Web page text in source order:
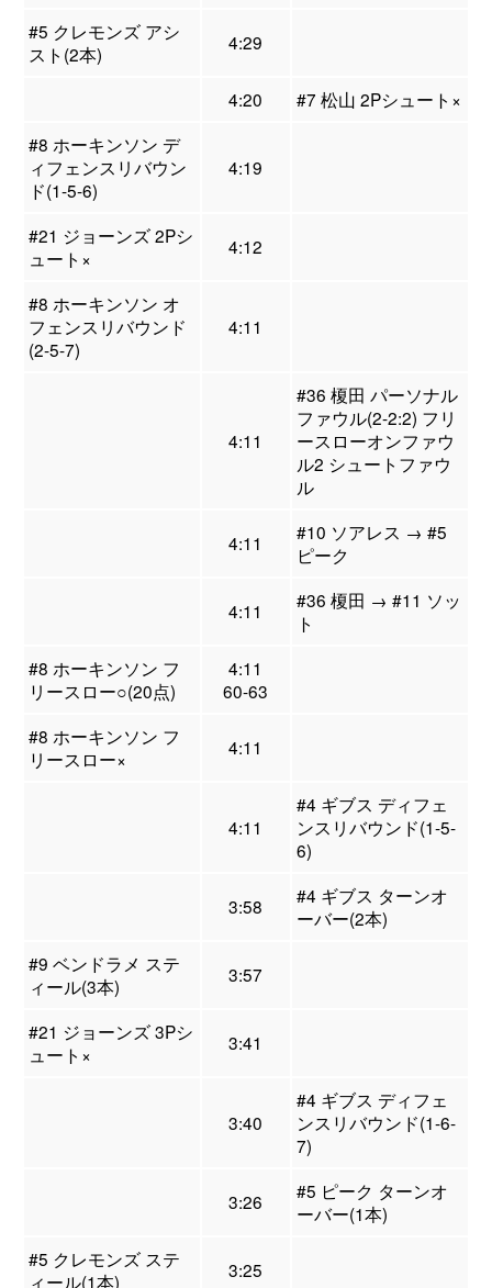
#5 クレモンズ アシ
スト(2本)
4:29
4:20
#7 松山 2Pシュート×
#8 ホーキンソン デ
ィフェンスリバウン
ド(1-5-6)
4:19
#21 ジョーンズ 2Pシ
ュート×
4:12
#8 ホーキンソン オ
フェンスリバウンド
(2-5-7)
4:11
4:11
#36 榎田 パーソナル
ファウル(2-2:2) フリ
ースローオンファウ
ル2 シュートファウ
ル
4:11
#10 ソアレス → #5
ピーク
4:11
#36 榎田 → #11 ソッ
ト
#8 ホーキンソン フ
リースロー○(20点)
4:11
60-63
#8 ホーキンソン フ
リースロー×
4:11
4:11
#4 ギブス ディフェ
ンスリバウンド(1-5-
6)
3:58
#4 ギブス ターンオ
ーバー(2本)
#9 ベンドラメ ステ
ィール(3本)
3:57
#21 ジョーンズ 3Pシ
ュート×
3:41
3:40
#4 ギブス ディフェ
ンスリバウンド(1-6-
7)
3:26
#5 ピーク ターンオ
ーバー(1本)
#5 クレモンズ ステ
ィール(1本)
3:25